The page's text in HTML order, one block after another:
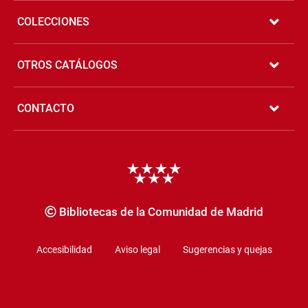
COLECCIONES
OTROS CATÁLOGOS
CONTACTO
Bibliotecas de la Comunidad de Madrid
Accesibilidad Aviso legal Sugerencias y quejas